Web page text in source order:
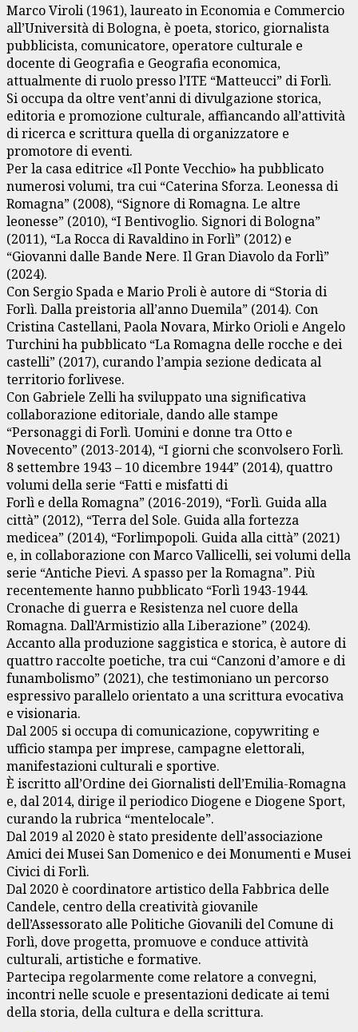
Marco Viroli (1961), laureato in Economia e Commercio
all’Università di Bologna, è poeta, storico, giornalista
pubblicista, comunicatore, operatore culturale e
docente di Geografia e Geografia economica,
attualmente di ruolo presso l’ITE “Matteucci” di Forlì.
Si occupa da oltre vent’anni di divulgazione storica,
editoria e promozione culturale, affiancando all’attività
di ricerca e scrittura quella di organizzatore e
promotore di eventi.
Per la casa editrice «Il Ponte Vecchio» ha pubblicato
numerosi volumi, tra cui “Caterina Sforza. Leonessa di
Romagna” (2008), “Signore di Romagna. Le altre
leonesse” (2010), “I Bentivoglio. Signori di Bologna”
(2011), “La Rocca di Ravaldino in Forlì” (2012) e
“Giovanni dalle Bande Nere. Il Gran Diavolo da Forlì”
(2024).
Con Sergio Spada e Mario Proli è autore di “Storia di
Forlì. Dalla preistoria all’anno Duemila” (2014). Con
Cristina Castellani, Paola Novara, Mirko Orioli e Angelo
Turchini ha pubblicato “La Romagna delle rocche e dei
castelli” (2017), curando l’ampia sezione dedicata al
territorio forlivese.
Con Gabriele Zelli ha sviluppato una significativa
collaborazione editoriale, dando alle stampe
“Personaggi di Forlì. Uomini e donne tra Otto e
Novecento” (2013-2014), “I giorni che sconvolsero Forlì.
8 settembre 1943 – 10 dicembre 1944” (2014), quattro
volumi della serie “Fatti e misfatti di
Forlì e della Romagna” (2016-2019), “Forlì. Guida alla
città” (2012), “Terra del Sole. Guida alla fortezza
medicea” (2014), “Forlimpopoli. Guida alla città” (2021)
e, in collaborazione con Marco Vallicelli, sei volumi della
serie “Antiche Pievi. A spasso per la Romagna”. Più
recentemente hanno pubblicato “Forlì 1943-1944.
Cronache di guerra e Resistenza nel cuore della
Romagna. Dall’Armistizio alla Liberazione” (2024).
Accanto alla produzione saggistica e storica, è autore di
quattro raccolte poetiche, tra cui “Canzoni d’amore e di
funambolismo” (2021), che testimoniano un percorso
espressivo parallelo orientato a una scrittura evocativa
e visionaria.
Dal 2005 si occupa di comunicazione, copywriting e
ufficio stampa per imprese, campagne elettorali,
manifestazioni culturali e sportive.
È iscritto all’Ordine dei Giornalisti dell’Emilia-Romagna
e, dal 2014, dirige il periodico Diogene e Diogene Sport,
curando la rubrica “mentelocale”.
Dal 2019 al 2020 è stato presidente dell’associazione
Amici dei Musei San Domenico e dei Monumenti e Musei
Civici di Forlì.
Dal 2020 è coordinatore artistico della Fabbrica delle
Candele, centro della creatività giovanile
dell’Assessorato alle Politiche Giovanili del Comune di
Forlì, dove progetta, promuove e conduce attività
culturali, artistiche e formative.
Partecipa regolarmente come relatore a convegni,
incontri nelle scuole e presentazioni dedicate ai temi
della storia, della cultura e della scrittura.